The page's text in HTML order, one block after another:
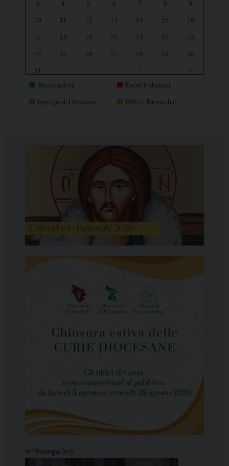
3 4 5 6 7 8 9
10 11 12 13 14 15 16
17 18 19 20 21 22 23
24 25 26 27 28 29 30
31
Associazioni
Eventi in diocesi
Impegni del Vescovo Uffici e Parrocchie
Photogallery